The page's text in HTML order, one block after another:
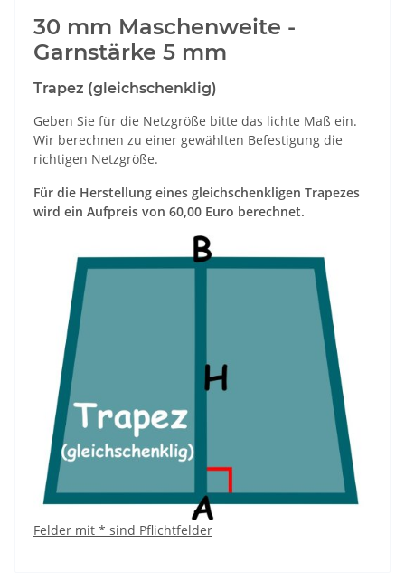
30 mm Maschenweite -
Garnstärke 5 mm
Trapez (gleichschenklig)
Geben Sie für die Netzgröße bitte das lichte Maß ein.
Wir berechnen zu einer gewählten Befestigung die
richtigen Netzgröße.
Für die Herstellung eines gleichschenkligen Trapezes
wird ein Aufpreis von 60,00 Euro berechnet.
Felder mit * sind Pflichtfelder